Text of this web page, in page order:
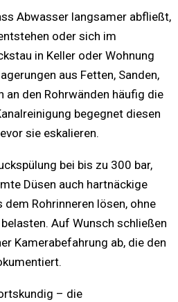
Abwasser langsamer abfließt,
oder sich im
in Keller oder Wohnung
aus Fetten, Sanden,
den Rohrwänden häufig die
begegnet diesen
sie eskalieren.
bei bis zu 300 bar,
Düsen auch hartnäckige
Rohrinneren lösen, ohne
Auf Wunsch schließen
Kamerabefahrung ab, die den
– die